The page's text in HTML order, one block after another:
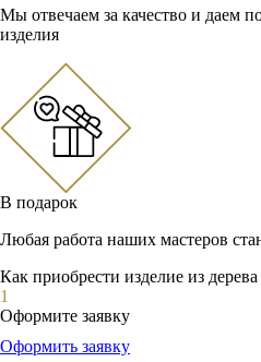
Мы отвечаем за качество и даем
изделия
В подарок
Любая работа наших мастеров
Как приобрести изделие из дерева
1
Оформите заявку
Оформить заявку